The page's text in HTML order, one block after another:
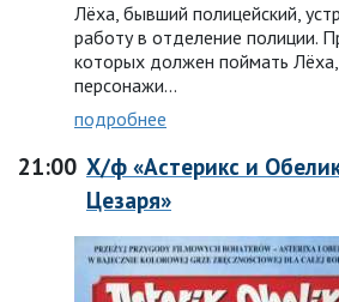
Лёха, бывший полицейский,
работу в отделение полиции.
которых должен поймать
персонажи...
подробнее
21:00 Х/ф «Астерикс и
Цезаря»